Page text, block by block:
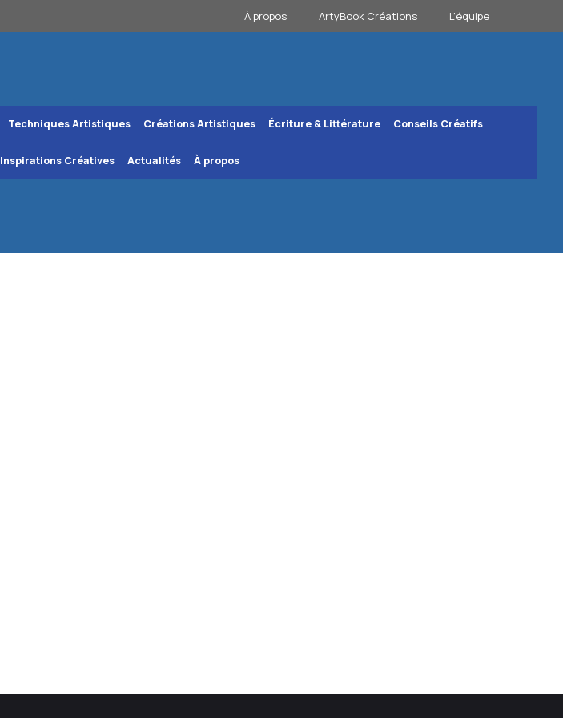
À propos ArtyBook Créations L’équipe
Techniques Artistiques Créations Artistiques Écriture & Littérature Conseils Créatifs
Inspirations Créatives Actualités À propos